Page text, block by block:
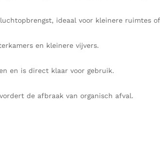
ideaal voor kleinere ruimtes
en kleinere vijvers.
en is direct klaar voor gebruik.
de afbraak van organisch afval.